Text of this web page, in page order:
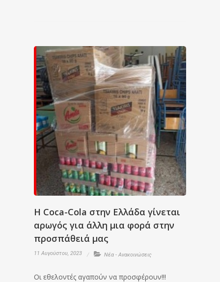
Η Coca-Cola στην Ελλάδα γίνεται
αρωγός για άλλη μια φορά στην
προσπάθειά μας
11 Αυγούστου, 2023 Νέα - Ανακοινώσεις
Οι εθελοντές αγαπούν να προσφέρουν!!!